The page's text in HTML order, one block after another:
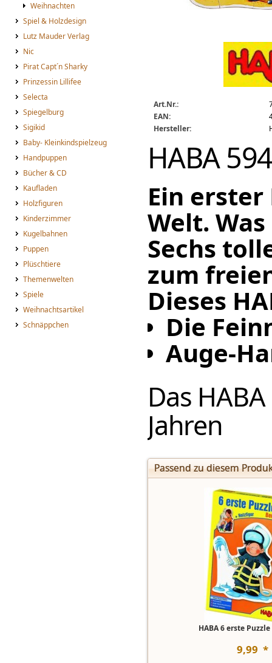
Weihnachten
Spiel & Holzdesign
Lutz Mauder Verlag
Nic
Pirat Capt´n Sharky
Prinzessin Lillifee
Selecta
Spiegelburg
Sigikid
Baby- Kleinkindspielzeug
Handpuppen
Bücher & CD
Kaufladen
Holzfiguren
Kinderzimmer
Kugelbahnen
Puppen
Plüschtiere
Themenwelten
Spiele
Weihnachtsartikel
Schnäppchen
HABA Lillis Welt - 6 Puzzle
Art.Nr.:
EAN:
Hersteller:
HABA
Ein
Welt.
Sechs
zum
Dieses
Die
Auge-
Das
Jahren
Passend zu diesem
HABA 6 erste
9,99 *